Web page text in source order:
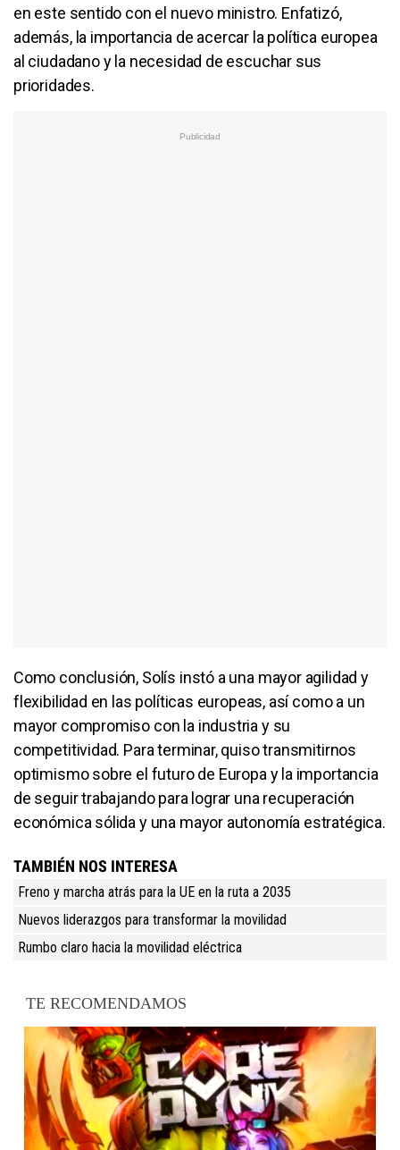
en este sentido con el nuevo ministro. Enfatizó,
además, la importancia de acercar la política europea
al ciudadano y la necesidad de escuchar sus
prioridades.
Como conclusión, Solís instó a una mayor agilidad y
flexibilidad en las políticas europeas, así como a un
mayor compromiso con la industria y su
competitividad. Para terminar, quiso transmitirnos
optimismo sobre el futuro de Europa y la importancia
de seguir trabajando para lograr una recuperación
económica sólida y una mayor autonomía estratégica.
TAMBIÉN NOS INTERESA
Freno y marcha atrás para la UE en la ruta a 2035
Nuevos liderazgos para transformar la movilidad
Rumbo claro hacia la movilidad eléctrica
TE RECOMENDAMOS